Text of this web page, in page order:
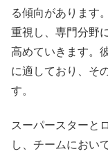
る傾向があります
重視し、専門分野
高めていきます。
に適しており、そ
す。
スーパースターと
し、チームにおい